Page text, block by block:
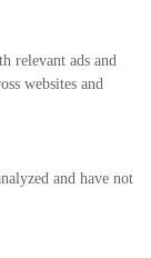
relevant ads and
websites and
and have not